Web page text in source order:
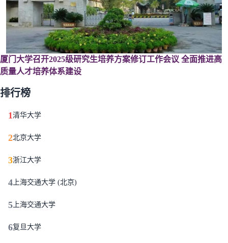
厦门大学召开2025级研究生培养方案修订工作会议 全面推进高
质量人才培养体系建设
排行榜
1 清华大学
2北京大学
3浙江大学
4 上海交通大学 (北京)
5 上海交通大学
6复旦大学